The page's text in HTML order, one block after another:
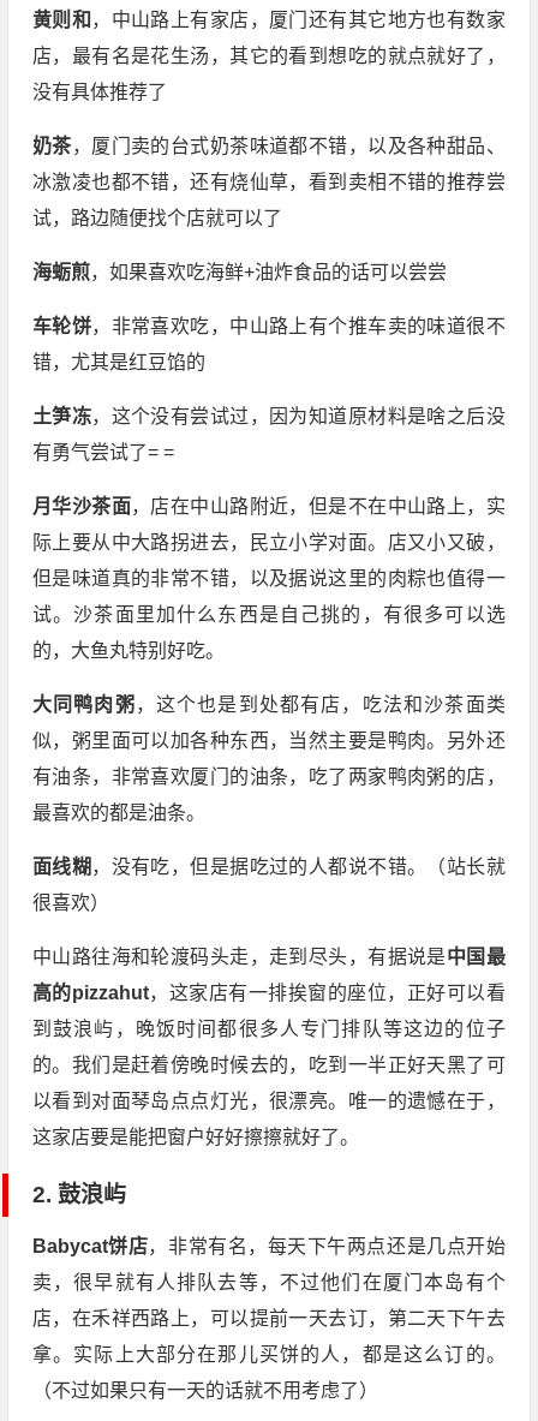
黄则和 ，中山路上有家店，厦门还有其它地方也有数家
店，最有名是花生汤，其它的看到想吃的就点就好了，
没有具体推荐了
奶茶，厦门卖的台式奶茶味道都不错，以及各种甜品、
冰激凌也都不错，还有烧仙草，看到卖相不错的推荐尝
试，路边随便找个店就可以了
海蛎煎，如果喜欢吃海鲜+油炸食品的话可以尝尝
车轮饼，非常喜欢吃，中山路上有个推车卖的味道很不
错，尤其是红豆馅的
土笋冻，这个没有尝试过，因为知道原材料是啥之后没
有勇气尝试了= =
月华沙茶面，店在中山路附近，但是不在中山路上，实
际上要从中大路拐进去，民立小学对面。店又小又破，
但是味道真的非常不错，以及据说这里的肉粽也值得一
试。沙茶面里加什么东西是自己挑的，有很多可以选
的，大鱼丸特别好吃。
大同鸭肉粥，这个也是到处都有店，吃法和沙茶面类
似，粥里面可以加各种东西，当然主要是鸭肉。另外还
有油条，非常喜欢厦门的油条，吃了两家鸭肉粥的店，
最喜欢的都是油条。
面线糊 ，没有吃，但是据吃过的人都说不错。（站长就
很喜欢）
中山路往海和轮渡码头走，走到尽头，有据说是中国最
高的pizzahut，这家店有一排挨窗的座位，正好可以看
到鼓浪屿，晚饭时间都很多人专门排队等这边的位子
的。我们是赶着傍晚时候去的，吃到一半正好天黑了可
以看到对面琴岛点点灯光，很漂亮。唯一的遗憾在于，
这家店要是能把窗户好好擦擦就好了。
2. 鼓浪屿
Babycat饼店，非常有名，每天下午两点还是几点开始
卖，很早就有人排队去等，不过他们在厦门本岛有个
店，在禾祥西路上，可以提前一天去订，第二天下午去
拿。实际上大部分在那儿买饼的人，都是这么订的。
（不过如果只有一天的话就不用考虑了）